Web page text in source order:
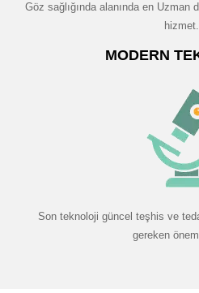
Göz sağlığında alanında en
hizmet.
MODERN
Son teknoloji güncel teşhis ve
gereken